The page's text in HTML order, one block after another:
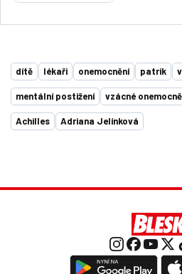
dítě lékaři onemocnění patrik
mentální postižení vzácné
Achilles Adriana Jelínková